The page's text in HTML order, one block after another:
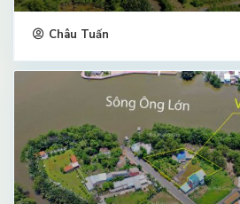
Châu Tuấn